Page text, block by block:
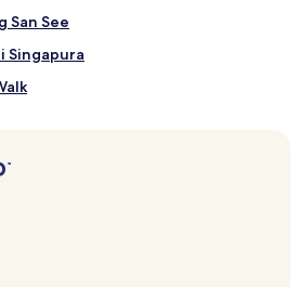
San See
Singapura
National Stadium